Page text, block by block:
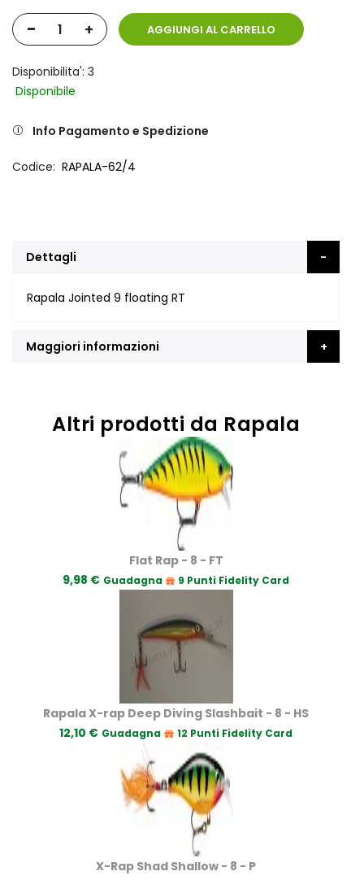
- + AGGIUNGI AL CARRELLO
Disponibilita': 3
Disponibile
Info Pagamento e Spedizione
Codice RAPALA-62/4
Dettagli
Rapala Jointed 9 floating RT
Maggiori informazioni
Altri prodotti da Rapala
Flat Rap - 8 - FT
9,98 € Guadagna 9 Punti Fidelity Card
Rapala X-rap Deep Diving Slashbait - 8 - HS
12,10 € Guadagna 12 Punti Fidelity Card
X-Rap Shad Shallow - 8 - P